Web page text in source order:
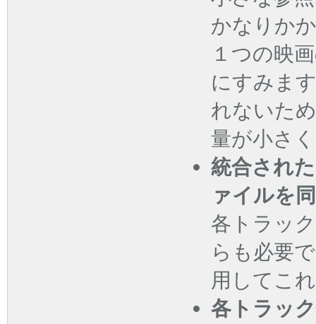
かなりか
１つの映
にすみま
れないた
量が小さ
統合され
ァイルを
各トラッ
らも必要
用してこ
各トラッ